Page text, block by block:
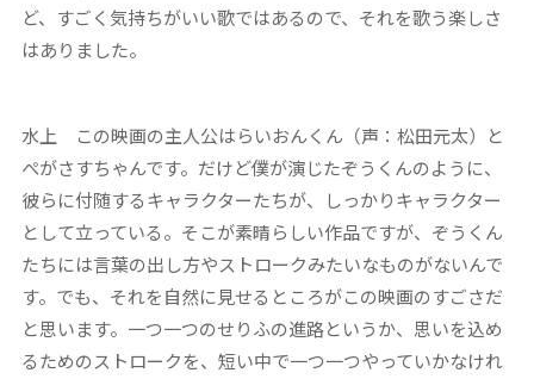
ど、すごく気持ちがいい歌ではあるので、それを歌う楽しさ
はありました。
水上この映画の主人公はらいおんくん（声：松田元太）と
ぺがさすちゃんです。だけど僕が演じたぞうくんのように、
彼らに付随するキャラクターたちが、しっかりキャラクター
として立っている。そこが素晴らしい作品ですが、ぞうくん
たちには言葉の出し方やストロークみたいなものがないんで
す。でも、それを自然に見せるところがこの映画のすごさだ
と思います。一つ一つのせりふの進路というか、思いを込め
るためのストロークを、短い中で一つ一つやっていかなけれ